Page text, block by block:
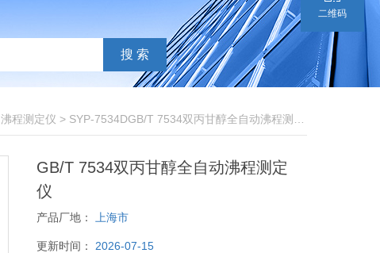
沸程测定仪 > SYP-7534DGB/T 7534双丙甘醇全自动沸程测定仪
GB/T 7534双丙甘醇全自动沸程测定
仪
产品厂地： 上海市
更新时间： 2026-07-15
二维码